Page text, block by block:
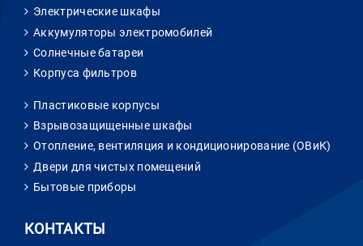
Электрические шкафы
Аккумуляторы электромобилей
Солнечные батареи
Корпуса фильтров
Пластиковые корпусы
Взрывозащищенные шкафы
Отопление, вентиляция и кондиционирование (ОВиК)
Двери для чистых помещений
Бытовые приборы
КОНТАКТЫ